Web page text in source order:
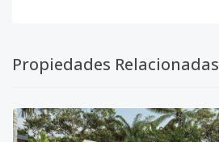
Propiedades Relacionadas